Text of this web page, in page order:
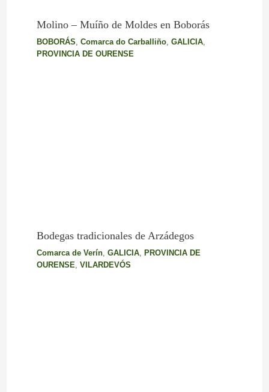
Molino – Muíño de Moldes en Boborás
BOBORÁS, Comarca do Carballiño, GALICIA,
PROVINCIA DE OURENSE
Bodegas tradicionales de Arzádegos
Comarca de Verín, GALICIA, PROVINCIA DE
OURENSE, VILARDEVÓS